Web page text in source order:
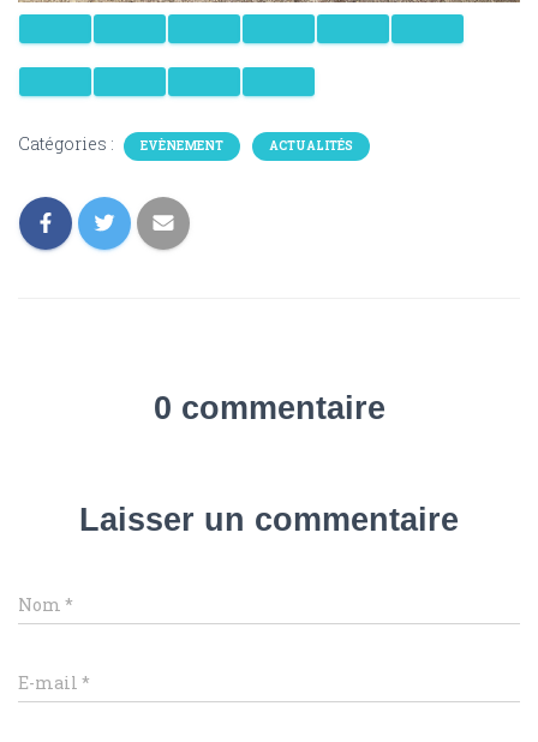
Catégories : EVÈNEMENT ACTUALITÉS
0 commentaire
Laisser un commentaire
Nom *
E-mail *